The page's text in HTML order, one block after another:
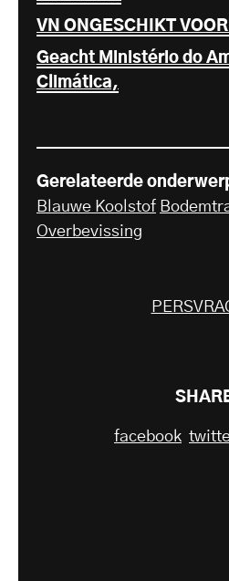
VN ONGESCHIKT
Geacht Ministério do
Climática,
Gerelateerde
Blauwe Koolstof
Overbevissing
facebook